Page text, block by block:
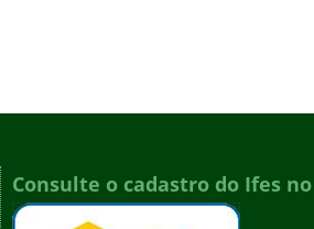
Consulte o cadastro do Ifes no